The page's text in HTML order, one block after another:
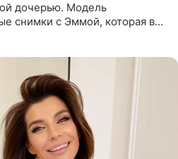
дочерью. Модель
снимки с Эммой, которая в